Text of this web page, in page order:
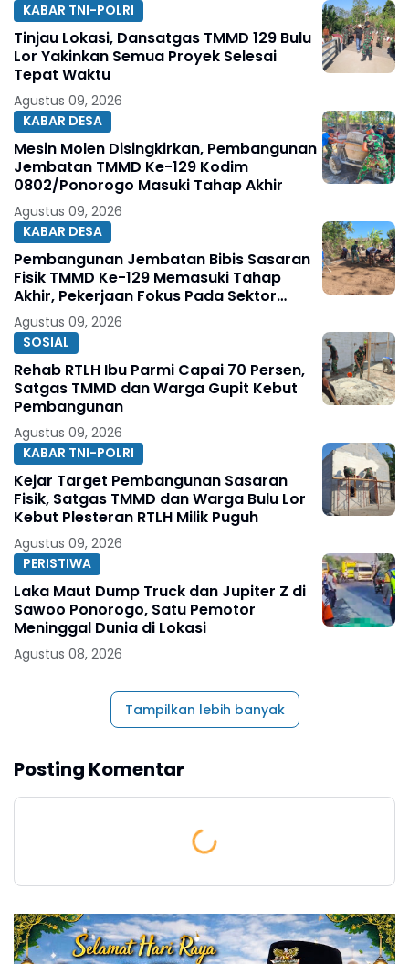
KABAR TNI-POLRI
Tinjau Lokasi, Dansatgas TMMD 129 Bulu
Lor Yakinkan Semua Proyek Selesai
Tepat Waktu
Agustus 09, 2026
KABAR DESA
Mesin Molen Disingkirkan, Pembangunan
Jembatan TMMD Ke-129 Kodim
0802/Ponorogo Masuki Tahap Akhir
Agustus 09, 2026
KABAR DESA
Pembangunan Jembatan Bibis Sasaran
Fisik TMMD Ke-129 Memasuki Tahap
Akhir, Pekerjaan Fokus Pada Sektor
Pendukung Jembatan
Agustus 09, 2026
SOSIAL
Rehab RTLH Ibu Parmi Capai 70 Persen,
Satgas TMMD dan Warga Gupit Kebut
Pembangunan
Agustus 09, 2026
KABAR TNI-POLRI
Kejar Target Pembangunan Sasaran
Fisik, Satgas TMMD dan Warga Bulu Lor
Kebut Plesteran RTLH Milik Puguh
Agustus 09, 2026
PERISTIWA
Laka Maut Dump Truck dan Jupiter Z di
Sawoo Ponorogo, Satu Pemotor
Meninggal Dunia di Lokasi
Agustus 08, 2026
Tampilkan lebih banyak
Posting Komentar